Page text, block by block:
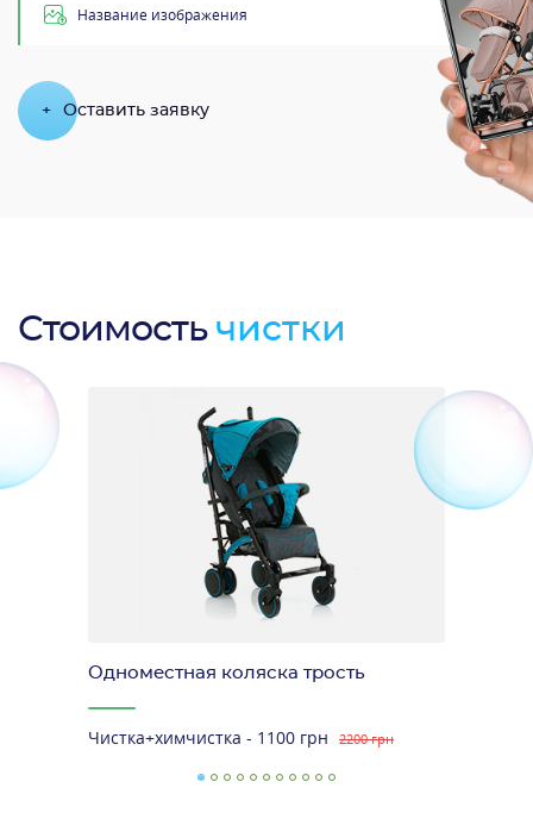
Название изображения
+ Оставить заявку
Стоимость чистки
Одноместная коляска трость
Чистка+химчистка - 1100 грн 2200 грн